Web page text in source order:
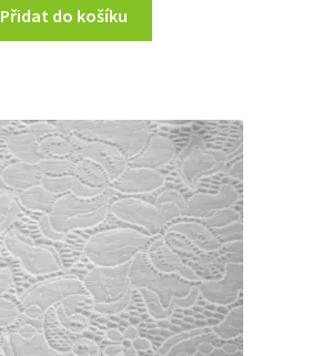
Přidat do košíku